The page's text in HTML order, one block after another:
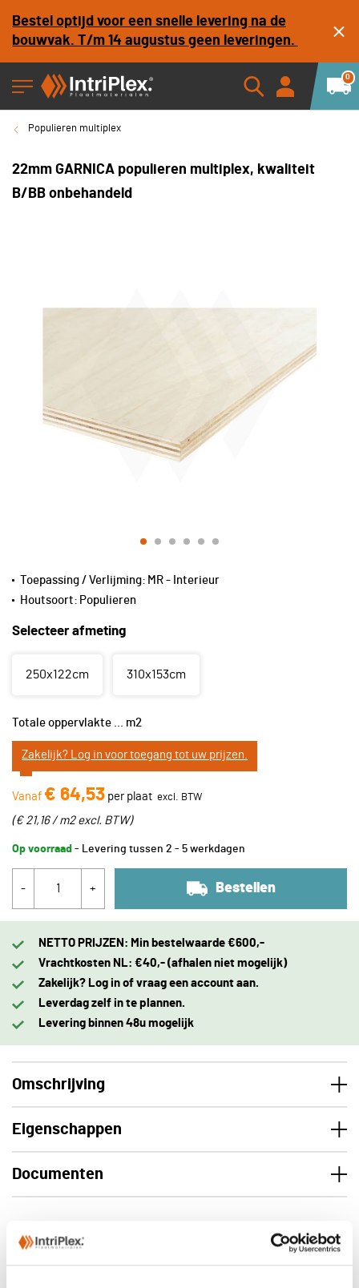
Bestel optijd voor een snelle levering na de
bouwvak. T/m 14 augustus geen leveringen.
0
Populieren multiplex
22mm GARNICA populieren multiplex, kwaliteit
B/BB onbehandeld
Selecteer afmeting
250x122cm 310x153cm
Totale oppervlakte ... m2
Zakelijk? Log in voor toegang tot uw prijzen.
Vanaf € 64,53 per plaat
(€ 21,16 / m2excl. BTW)
Op voorraad - Levering tussen 2 - 5 werkdagen
- + Bestellen
Toepassing / Verlijming: MR - Interieur
Houtsoort: Populieren
NETTO PRIJZEN: Min bestelwaarde €600,-
Vrachtkosten NL: €40,- (afhalen niet mogelijk)
Zakelijk? Log in of vraag een account aan.
Leverdag zelf in te plannen.
Levering binnen 48u mogelijk
Omschrijving
Eigenschappen
Documenten
Levering